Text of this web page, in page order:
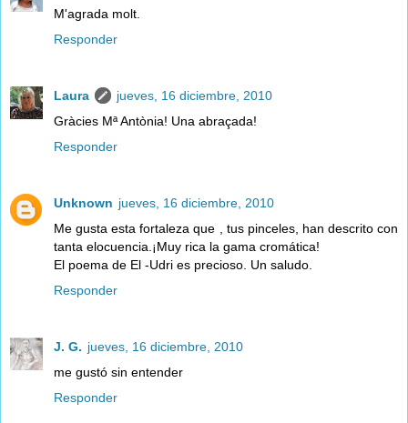
M'agrada molt.
Responder
Laura
jueves, 16 diciembre, 2010
Gràcies Mª Antònia! Una abraçada!
Responder
Unknown jueves, 16 diciembre, 2010
Me gusta esta fortaleza que , tus pinceles, han descrito con
tanta elocuencia.¡Muy rica la gama cromática!
El poema de El -Udri es precioso. Un saludo.
Responder
J. G. jueves, 16 diciembre, 2010
me gustó sin entender
Responder